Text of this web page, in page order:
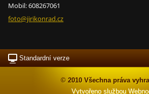
Mobil: 608267061
foto@jirikonrad.cz
Standardní verze
© 2010 Všechna práva
Vytvořeno službou